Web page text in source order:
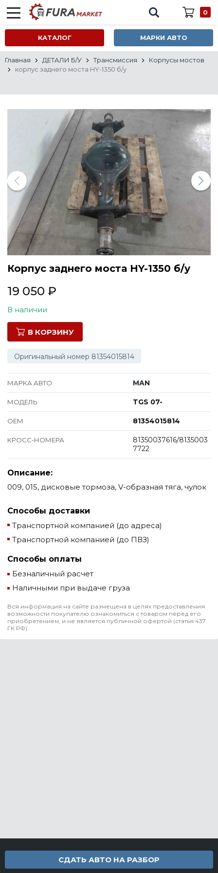
0
КАТАЛОГ МАРКИ АВТО
Все марки
Главная ДЕТАЛИ Б/У Трансмиссия
Корпусы мостов
корпус заднего моста HY-1350 б/у
Корпус заднего моста HY-1350 б/у
19 050 ₽
В наличии
В КОРЗИНУ
Оригинальный номер 81354015814
МАРКА АВТО MAN
МОДЕЛЬ TGS 07-
ОЕМ 81354015814
КРОСС-НОМЕРА
81350037616/8135003
7722
Описание:
009, 015, дисковые тормоза, V-образная тяга, чулок
Способы доставки
Транспортной компанией (до адреса)
Транспортной компанией (до ПВЗ)
Способы оплаты
Безналичный расчет
Наличными при выдаче груза
Вся информация на сайте размещена в целях предоставления
возможности покупателю ознакомиться с товаром перед его
приобретением, и не является публичной офертой (статья 437
ГК РФ).
СДАТЬ АВТО НА РАЗБОР